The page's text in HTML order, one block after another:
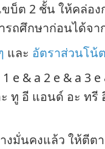
บ็ต 2 ชั้น ให้คล่อง
รถศึกษาก่อนได้จ
และ อัตราส่วนโน้
& a 2 e & a 3 e
ทู อี แอนด์ อะ ทรี
งมั่นคงแล้ว ให้ตีต